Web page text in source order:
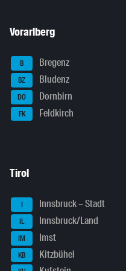
Vorarlberg
B Bregenz
BZ Bludenz
DO Dornbirn
FK Feldkirch
Tirol
I Innsbruck – Stadt
IL Innsbruck/Land
IM Imst
KB Kitzbühel